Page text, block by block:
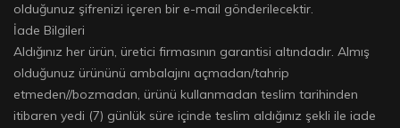
olduğunuz şifrenizi içeren bir e-mail gönderilecektir.
İade Bilgileri
Aldığınız her ürün, üretici firmasının garantisi altındadır. Almış
olduğunuz ürününü ambalajını açmadan/tahrip
etmeden//bozmadan, ürünü kullanmadan teslim tarihinden
itibaren yedi (7) günlük süre içinde teslim aldığınız şekli ile iade